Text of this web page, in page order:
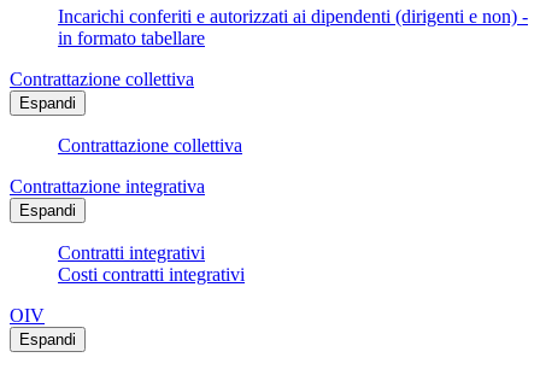
Incarichi conferiti e autorizzati ai dipendenti (dirigenti e non) -
in formato tabellare
Contrattazione collettiva
Espandi
Contrattazione collettiva
Contrattazione integrativa
Espandi
Contratti integrativi
Costi contratti integrativi
OIV
Espandi